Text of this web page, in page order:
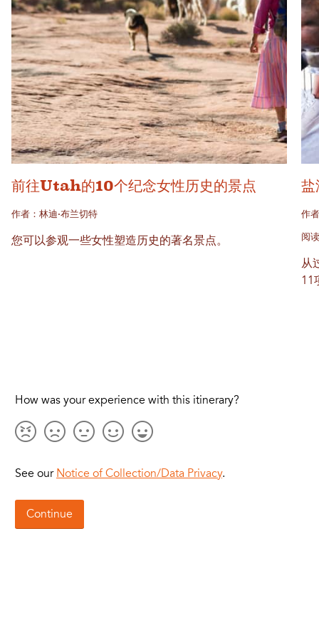
前往Utah的10个纪念女性历史的景点
作者：林迪·布兰切特
您可以参观一些女性塑造历史的著名景点。
盐
作
阅
从
11